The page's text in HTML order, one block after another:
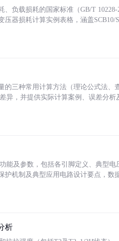
负载损耗的国家标准（GB/T
压器损耗计算实例表格，涵盖
的三种常用计算方法（理论公式法、
异，并提供实际计算案例、误差分
能及参数，包括各引脚定义、典型
护机制及典型应用电路设计要点，数
析